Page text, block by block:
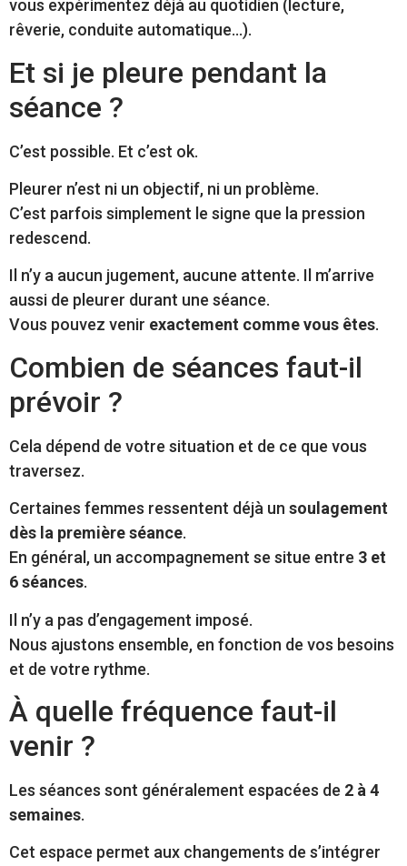
vous expérimentez déjà au quotidien (lecture,
rêverie, conduite automatique…).
Et si je pleure pendant la
séance ?
C’est possible. Et c’est ok.
Pleurer n’est ni un objectif, ni un problème.
C’est parfois simplement le signe que la pression
redescend.
Il n’y a aucun jugement, aucune attente. Il m’arrive
aussi de pleurer durant une séance.
Vous pouvez venir exactement comme vous êtes.
Combien de séances faut-il
prévoir ?
Cela dépend de votre situation et de ce que vous
traversez.
Certaines femmes ressentent déjà un soulagement
dès la première séance.
En général, un accompagnement se situe entre 3 et
6 séances.
Il n’y a pas d’engagement imposé.
Nous ajustons ensemble, en fonction de vos besoins
et de votre rythme.
À quelle fréquence faut-il
venir ?
Les séances sont généralement espacées de 2 à 4
semaines.
Cet espace permet aux changements de s’intégrer